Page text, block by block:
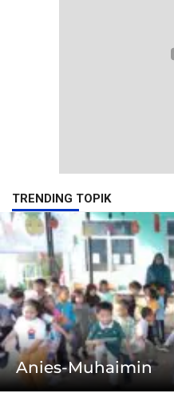
TRENDING TOPIK
Anies-Muhaimin